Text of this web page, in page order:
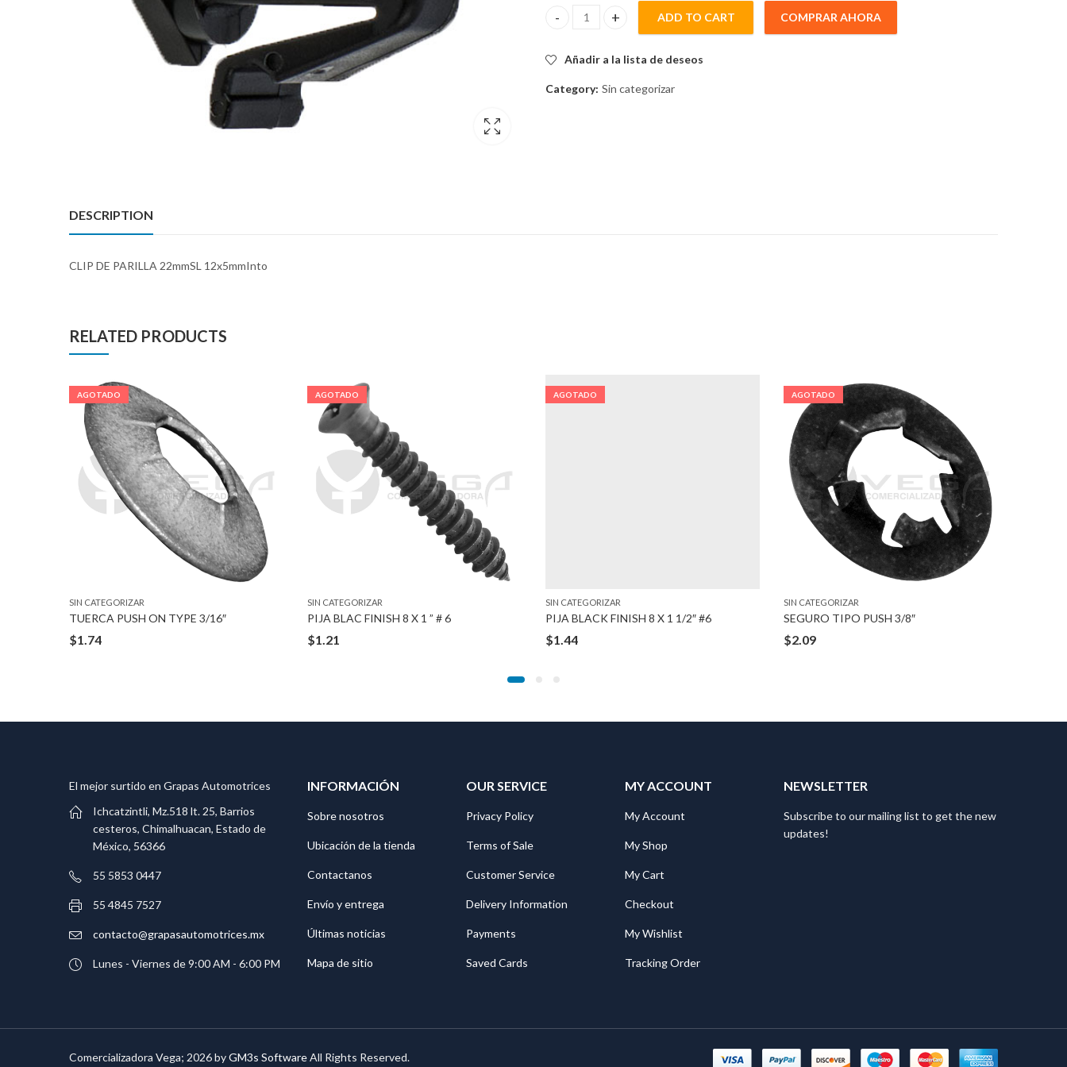
CLIP DE PARILLA 22mmSL 12x2.5mmInto quantity
ADD TO CART COMPRAR AHORA
Añadir a la lista de deseos
Category: Sin categorizar
DESCRIPTION
CLIP DE PARILLA 22mmSL 12x5mmInto
RELATED PRODUCTS
AGOTADO
SIN CATEGORIZAR
TUERCA PUSH ON TYPE 3/16″
$1.74
AGOTADO
SIN CATEGORIZAR
PIJA BLAC FINISH 8 X 1 ” # 6
$1.21
AGOTADO
SIN CATEGORIZAR
PIJA BLACK FINISH 8 X 1 1/2″ #6
$1.44
AGOTADO
SIN CATEGORIZAR
SEGURO TIPO PUSH 3/8″
$2.09
El mejor surtido en Grapas Automotrices
Ichcatzintli, Mz.518 lt. 25, Barrios
cesteros, Chimalhuacan, Estado de
México, 56366
55 5853 0447
55 4845 7527
contacto@grapasautomotrices.mx
Lunes - Viernes de 9:00 AM - 6:00 PM
INFORMACIÓN
Sobre nosotros
Ubicación de la tienda
Contactanos
Envío y entrega
Últimas noticias
Mapa de sitio
OUR SERVICE
Privacy Policy
Terms of Sale
Customer Service
Delivery Information
Payments
Saved Cards
MY ACCOUNT
My Account
My Shop
My Cart
Checkout
My Wishlist
Tracking Order
NEWSLETTER
Subscribe to our mailing list to get the new
updates!
Comercializadora Vega; 2026 byGM3s SoftwareAll Rights Reserved.